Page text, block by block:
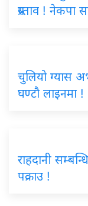
प्रस्ताव ! नेकपा
चुलियो ग्यास
घण्टौ लाइनमा !
राहदानी
पक्राउ !